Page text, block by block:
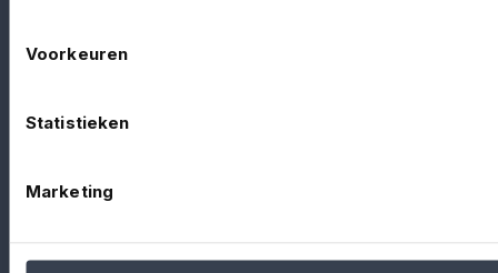
Voorkeuren
Statistieken
Marketing
LinkedIn
KVK-nummer: 76751759